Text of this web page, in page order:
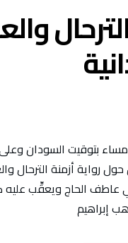
مساء بتوقيت السودان
حول رواية أزمنة
عاطف الحاج ويعقِّب
إبراهيم